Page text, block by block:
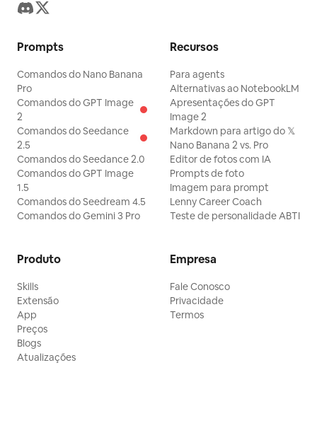
Prompts
Comandos do Nano Banana
Pro
Comandos do GPT Image
2
Comandos do Seedance
2.5
Comandos do Seedance 2.0
Comandos do GPT Image
1.5
Comandos do Seedream 4.5
Comandos do Gemini 3 Pro
Recursos
Para agents
Alternativas ao NotebookLM
Apresentações do GPT
Image 2
Markdown para artigo do 𝕏
Nano Banana 2 vs. Pro
Editor de fotos com IA
Prompts de foto
Imagem para prompt
Lenny Career Coach
Teste de personalidade ABTI
Produto
Skills
Extensão
App
Preços
Blogs
Atualizações
Empresa
Fale Conosco
Privacidade
Termos